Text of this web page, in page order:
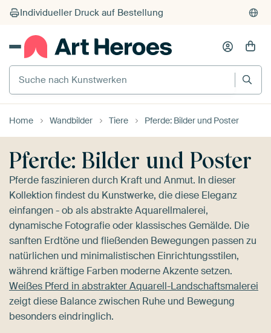
Suche nach Kunstwerken
Home Wandbilder Tiere Pferde: Bilder und Poster
Pferde: Bilder und Poster
Pferde faszinieren durch Kraft und Anmut. In dieser
Kollektion findest du Kunstwerke, die diese Eleganz
einfangen - ob als abstrakte Aquarellmalerei,
dynamische Fotografie oder klassisches Gemälde. Die
sanften Erdtöne und fließenden Bewegungen passen zu
natürlichen und minimalistischen Einrichtungsstilen,
während kräftige Farben moderne Akzente setzen.
Weißes Pferd in abstrakter Aquarell-Landschaftsmalerei
zeigt diese Balance zwischen Ruhe und Bewegung
besonders eindringlich.